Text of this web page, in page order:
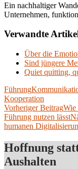
Ein nachhaltiger
Unternehmen,
Verwandte
Über die
Sind jüngere
Quiet quitting,
Führung
Kooperation
Vorheriger BeitragWie
Führung nutzen lässt
humanen
Hoffnung
Aushalten